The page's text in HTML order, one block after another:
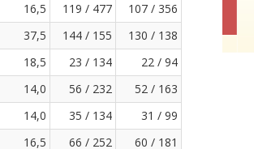
16,5 119 / 477
107 / 356
37,5 144 / 155
130 / 138
18,5 23 / 134
22 / 94
14,0 56 / 232
52 / 163
14,0 35 / 134
31 / 99
16,5 66 / 252
60 / 181